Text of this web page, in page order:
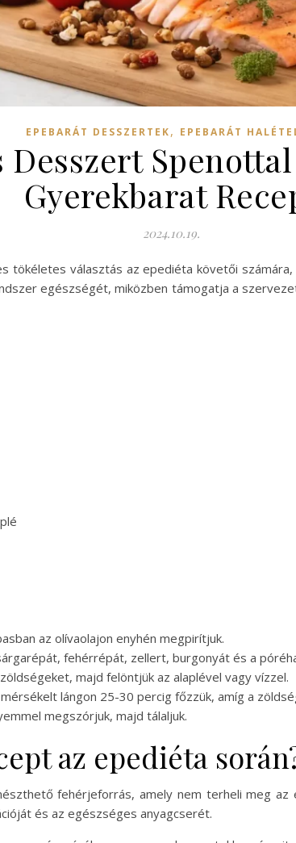
EPEBARÁT DESSZERTEK, EPEBARÁT
Gyerekbarat
2024.10.19.
tökéletes választás az epediéta követői
egészségét, miközben támogatja a
az olívaolajon enyhén megpirítjuk.
fehérrépát, zellert, burgonyát és a
majd felöntjük az alaplével vagy vízzel.
lángon 25-30 percig főzzük, amíg a
megszórjuk, majd tálaljuk.
az epediéta
fehérjeforrás, amely nem terheli meg
és az egészséges anyagcserét.